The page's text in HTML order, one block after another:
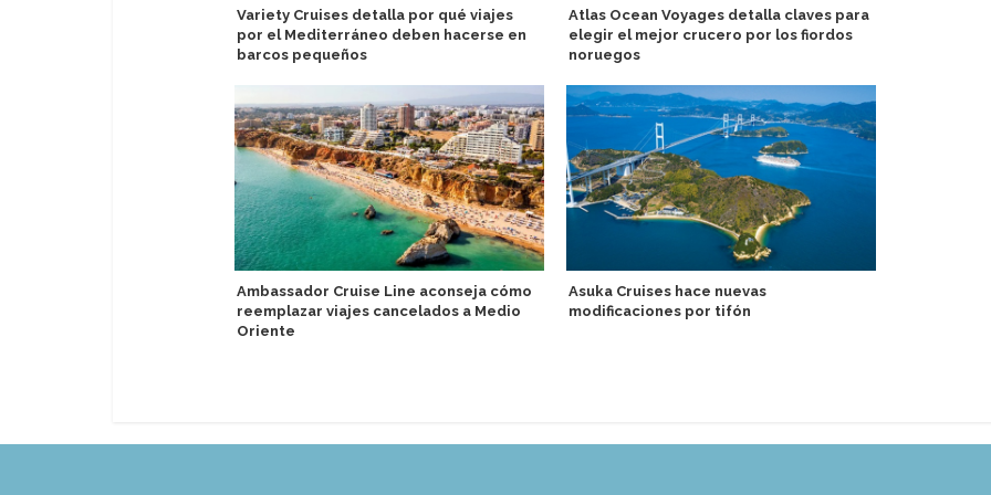
Variety Cruises detalla por qué viajes
por el Mediterráneo deben hacerse en
barcos pequeños
Ambassador Cruise Line aconseja cómo
reemplazar viajes cancelados a Medio
Oriente
Atlas Ocean Voyages detalla claves para
elegir el mejor crucero por los fiordos
noruegos
Asuka Cruises hace nuevas
modificaciones por tifón